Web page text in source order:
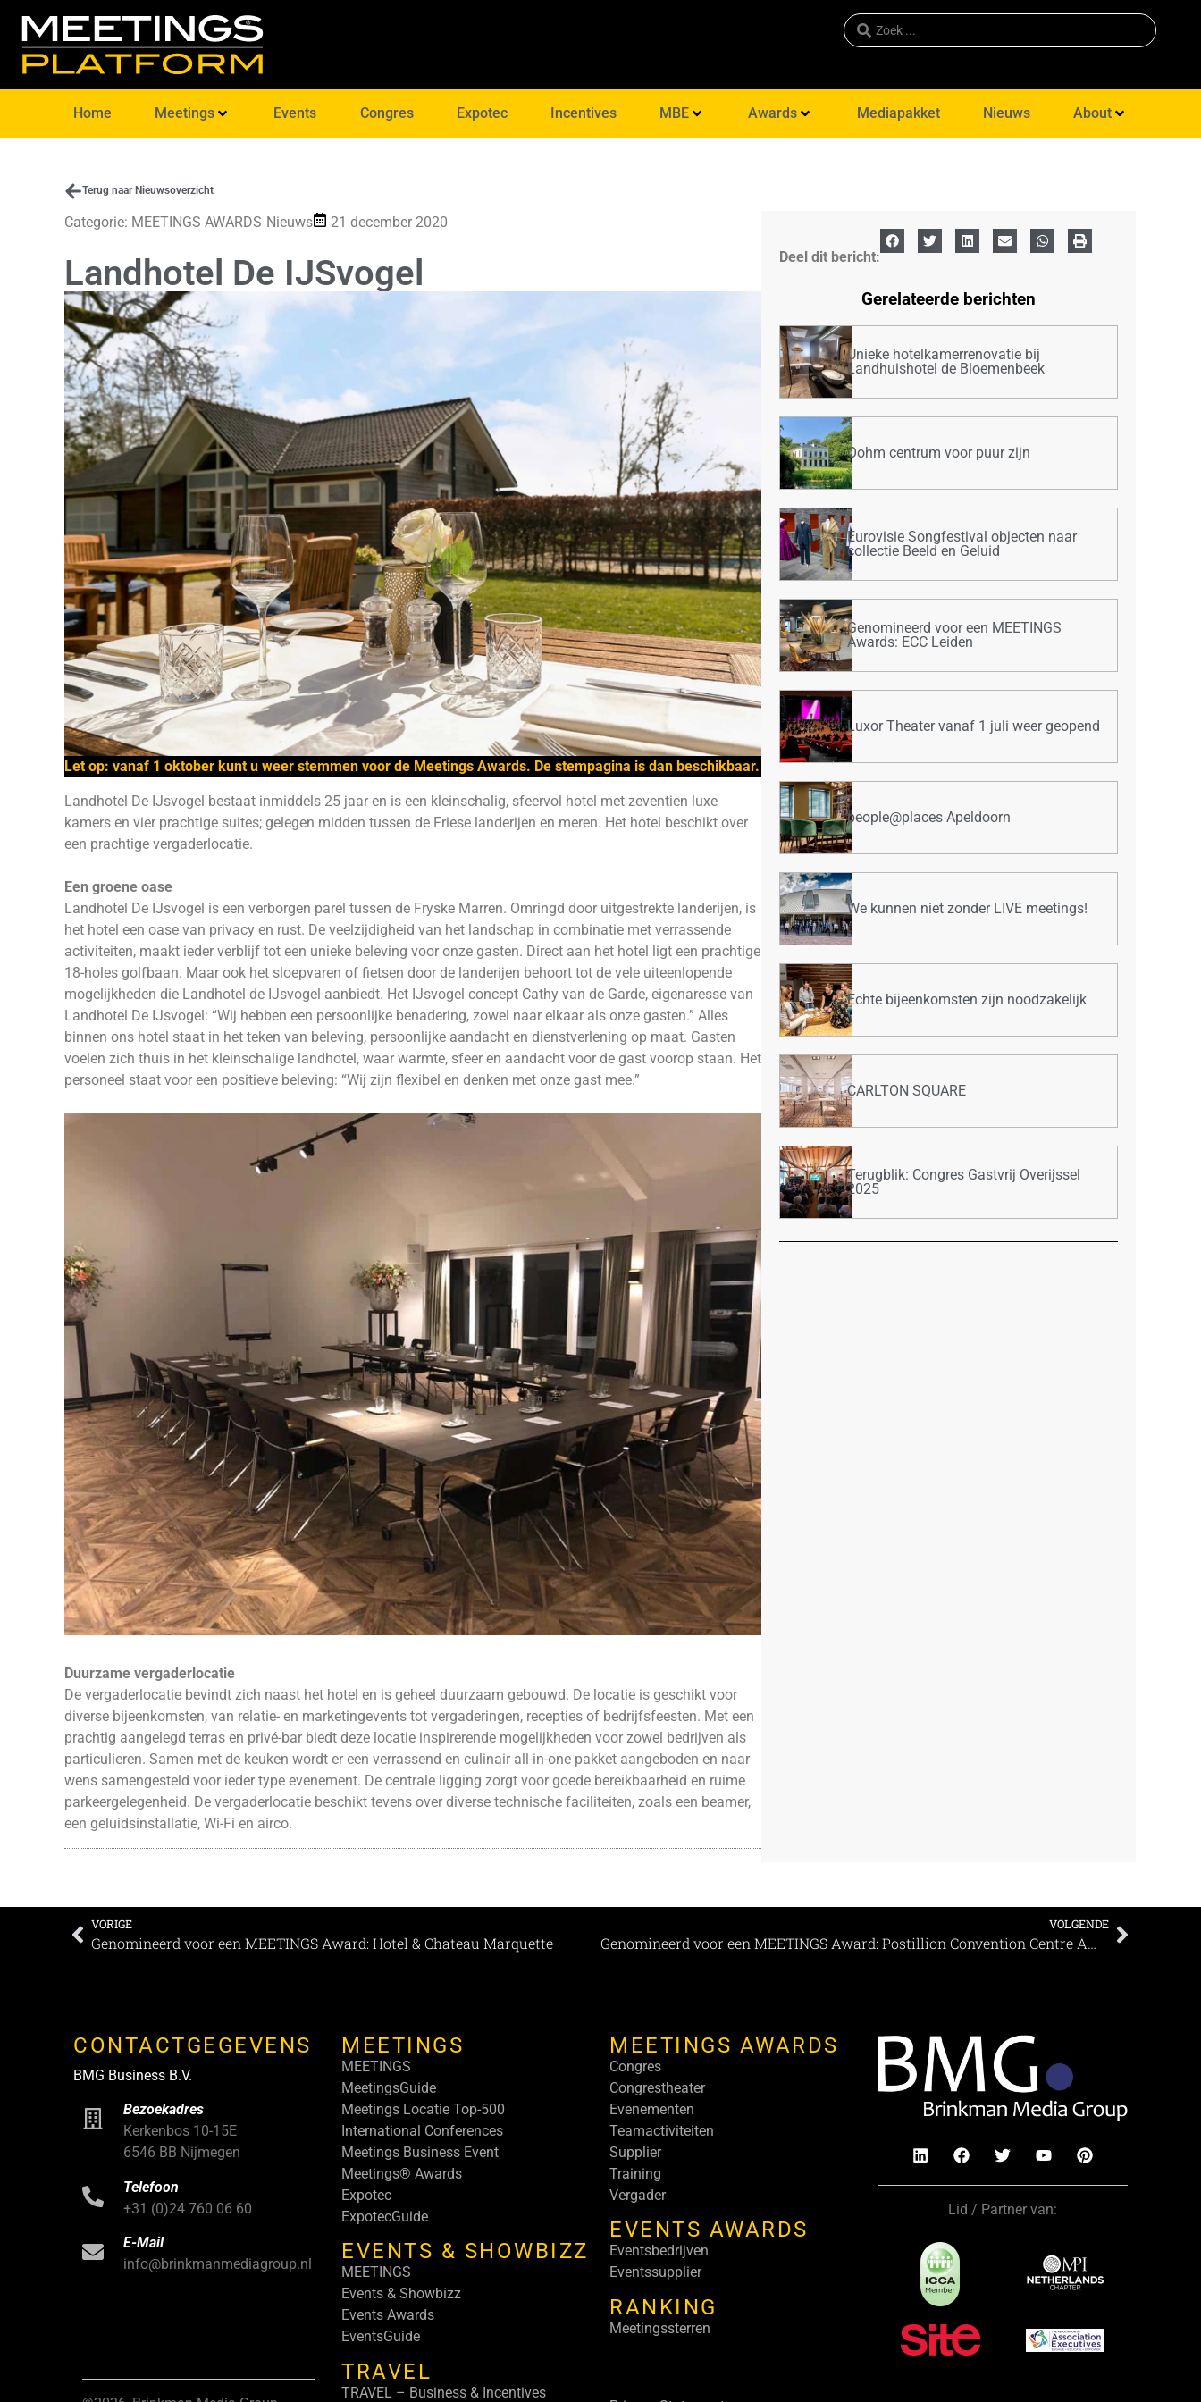
Home Meetings Events Congres Expotec Incentives MBE Awards Mediapakket Nieuws About
Terug naar Nieuwsoverzicht
Categorie: MEETINGS AWARDS Nieuws 21 december 2020
Landhotel De IJSvogel
Let op: vanaf 1 oktober kunt u weer stemmen voor de Meetings Awards. De stempagina is dan beschikbaar.
Landhotel De IJsvogel bestaat inmiddels 25 jaar en is een kleinschalig, sfeervol hotel met zeventien luxe
kamers en vier prachtige suites; gelegen midden tussen de Friese landerijen en meren. Het hotel beschikt over
een prachtige vergaderlocatie.
Een groene oase
Landhotel De IJsvogel is een verborgen parel tussen de Fryske Marren. Omringd door uitgestrekte landerijen, is
het hotel een oase van privacy en rust. De veelzijdigheid van het landschap in combinatie met verrassende
activiteiten, maakt ieder verblijf tot een unieke beleving voor onze gasten. Direct aan het hotel ligt een prachtige
18-holes golfbaan. Maar ook het sloepvaren of fietsen door de landerijen behoort tot de vele uiteenlopende
mogelijkheden die Landhotel de IJsvogel aanbiedt. Het IJsvogel concept Cathy van de Garde, eigenaresse van
Landhotel De IJsvogel: “Wij hebben een persoonlijke benadering, zowel naar elkaar als onze gasten.” Alles
binnen ons hotel staat in het teken van beleving, persoonlijke aandacht en dienstverlening op maat. Gasten
voelen zich thuis in het kleinschalige landhotel, waar warmte, sfeer en aandacht voor de gast voorop staan. Het
personeel staat voor een positieve beleving: “Wij zijn flexibel en denken met onze gast mee.”
Duurzame vergaderlocatie
De vergaderlocatie bevindt zich naast het hotel en is geheel duurzaam gebouwd. De locatie is geschikt voor
diverse bijeenkomsten, van relatie- en marketingevents tot vergaderingen, recepties of bedrijfsfeesten. Met een
prachtig aangelegd terras en privé-bar biedt deze locatie inspirerende mogelijkheden voor zowel bedrijven als
particulieren. Samen met de keuken wordt er een verrassend en culinair all-in-one pakket aangeboden en naar
wens samengesteld voor ieder type evenement. De centrale ligging zorgt voor goede bereikbaarheid en ruime
parkeergelegenheid. De vergaderlocatie beschikt tevens over diverse technische faciliteiten, zoals een beamer,
een geluidsinstallatie, Wi-Fi en airco.
Deel dit bericht:
Gerelateerde berichten
Unieke hotelkamerrenovatie bij
Landhuishotel de Bloemenbeek
Oohm centrum voor puur zijn
Eurovisie Songfestival objecten naar
collectie Beeld en Geluid
Genomineerd voor een MEETINGS
Awards: ECC Leiden
Luxor Theater vanaf 1 juli weer geopend
people@places Apeldoorn
We kunnen niet zonder LIVE meetings!
Echte bijeenkomsten zijn noodzakelijk
CARLTON SQUARE
Terugblik: Congres Gastvrij Overijssel
2025
VORIGE
Genomineerd voor een MEETINGS Award: Hotel & Chateau Marquette
VOLGENDE
Genomineerd voor een MEETINGS Award: Postillion Convention Centre Amsterdam
CONTACTGEGEVENS
BMG Business B.V.
Bezoekadres
Kerkenbos 10-15E
6546 BB Nijmegen
Telefoon
+31 (0)24 760 06 60
E-Mail
info@brinkmanmediagroup.nl
MEETINGS
MEETINGS
MeetingsGuide
Meetings Locatie Top-500
International Conferences
Meetings Business Event
Meetings® Awards
Expotec
ExpotecGuide
EVENTS & SHOWBIZZ
MEETINGS
Events & Showbizz
Events Awards
EventsGuide
TRAVEL
TRAVEL – Business & Incentives
MEETINGS AWARDS
Congres
Congrestheater
Evenementen
Teamactiviteiten
Supplier
Training
Vergader
EVENTS AWARDS
Eventsbedrijven
Eventssupplier
RANKING
Meetingssterren
Lid / Partner van: